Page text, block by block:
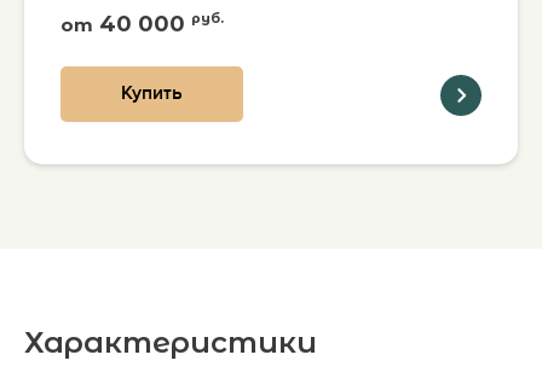
от 40 000 руб.
Купить
Характеристики